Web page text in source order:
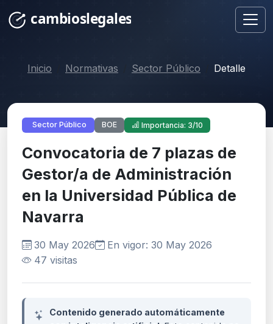
Inicio Normativas Sector Público Detalle
Sector Público BOE Importancia: 3/10
Convocatoria de 7 plazas de
Gestor/a de Administración
en la Universidad Pública de
Navarra
30 May 2026
En vigor: 30 May 2026
47 visitas
Contenido generado automáticamente